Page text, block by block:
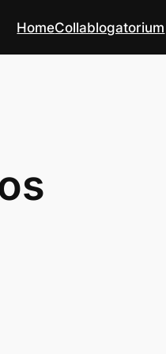
HomeCollablogatorium